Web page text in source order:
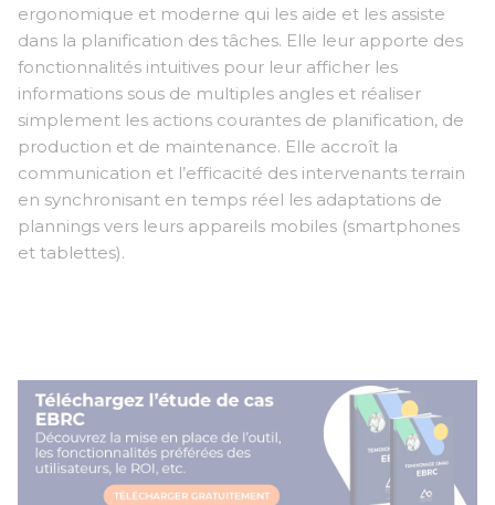
ergonomique et moderne qui les aide et les assiste
dans la planification des tâches. Elle leur apporte des
fonctionnalités intuitives pour leur afficher les
informations sous de multiples angles et réaliser
simplement les actions courantes de planification, de
production et de maintenance. Elle accroît la
communication et l’efficacité des intervenants terrain
en synchronisant en temps réel les adaptations de
plannings vers leurs appareils mobiles (smartphones
et tablettes).